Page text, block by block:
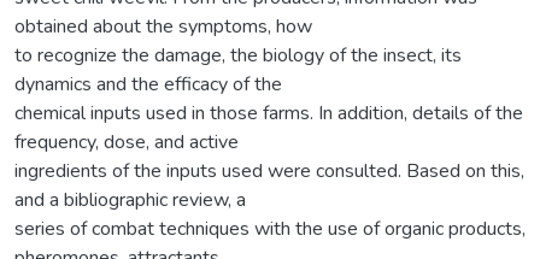
obtained about the symptoms, how
to recognize the damage, the biology of the insect, its
dynamics and the efficacy of the
chemical inputs used in those farms. In addition, details of the
frequency, dose, and active
ingredients of the inputs used were consulted. Based on this,
and a bibliographic review, a
series of combat techniques with the use of organic products,